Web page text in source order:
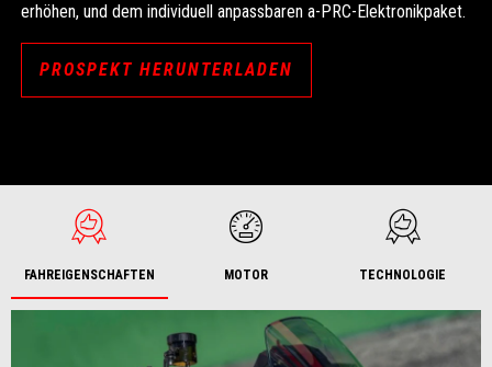
erhöhen, und dem individuell anpassbaren a-PRC-Elektronikpaket.
PROSPEKT HERUNTERLADEN
FAHREIGENSCHAFTEN MOTOR TECHNOLOGIE